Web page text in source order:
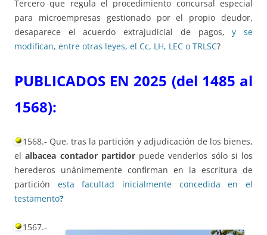
Tercero que regula el procedimiento concursal especial
para microempresas gestionado por el propio deudor,
desaparece el acuerdo extrajudicial de pagos,y se
modifican, entre otras leyes, el Cc, LH, LEC o TRLSC?
PUBLICADOS EN 2025 (del 1485 al
1568):
1568.- Que, tras la partición y adjudicación de los bienes,
elalbacea contador partidorpuede venderlos sólo si los
herederos unánimemente confirman en la escritura de
partición esta facultad inicialmente concedida en el
testamento?
1567.-